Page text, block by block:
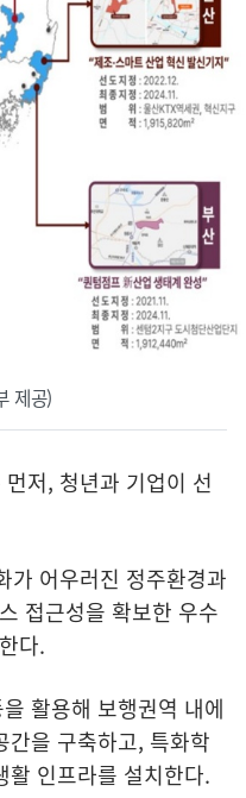
제공)
저, 청년과 기업이 선
가 어우러진 정주환경과
접근성을 확보한 우수
다.
활용해 보행권역 내에
간을 구축하고, 특화학
활 인프라를 설치한다.